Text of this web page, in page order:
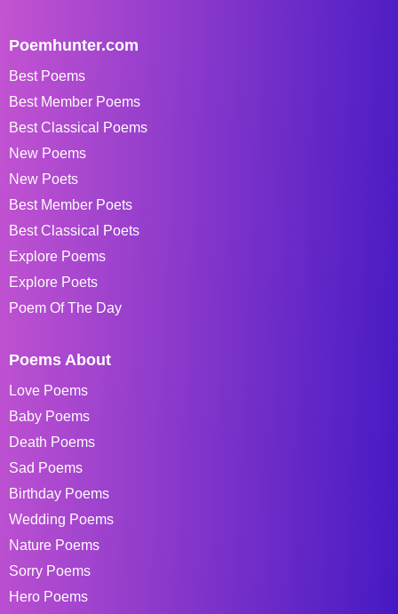
Poemhunter.com
Best Poems
Best Member Poems
Best Classical Poems
New Poems
New Poets
Best Member Poets
Best Classical Poets
Explore Poems
Explore Poets
Poem Of The Day
Poems About
Love Poems
Baby Poems
Death Poems
Sad Poems
Birthday Poems
Wedding Poems
Nature Poems
Sorry Poems
Hero Poems